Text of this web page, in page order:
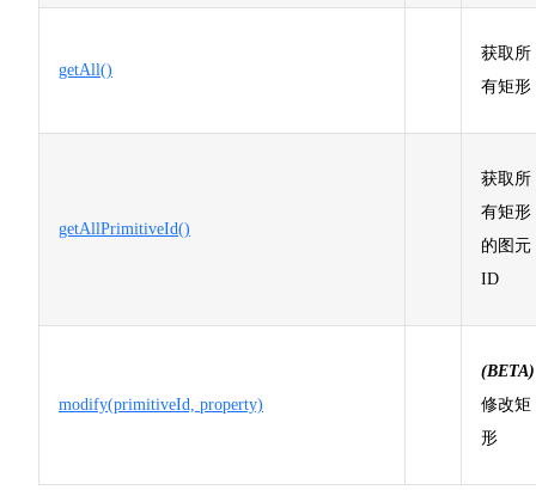
getAll()
获取所
有矩形
getAllPrimitiveId()
获取所
有矩形
的图元
ID
modify(primitiveId, property)
(BETA)
修改矩
形